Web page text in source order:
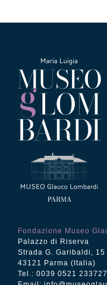
Fondazione Museo
Palazzo di Riserva
Strada G. Garibaldi, 15
43121 Parma (Italia)
Tel.: 0039 0521 233727